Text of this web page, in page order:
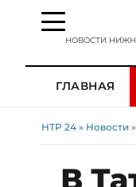
НОВОСТИ
ГЛАВНАЯ
НТР 24 » Новости »
В